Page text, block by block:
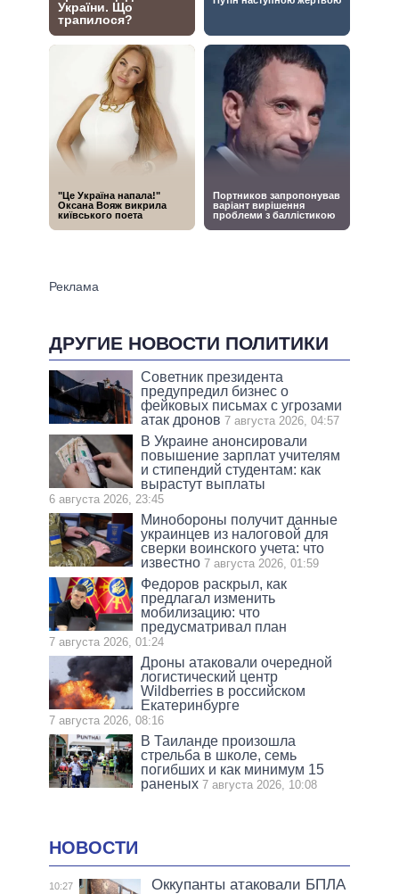
ДРУГИЕ НОВОСТИ ПОЛИТИКИ
Советник президента
предупредил бизнес о
фейковых письмах с угрозами
атак дронов 7 августа 2026, 04:57
В Украине анонсировали
повышение зарплат учителям
и стипендий студентам: как
вырастут выплаты
6 августа 2026, 23:45
Минобороны получит данные
украинцев из налоговой для
сверки воинского учета: что
известно 7 августа 2026, 01:59
Федоров раскрыл, как
предлагал изменить
мобилизацию: что
предусматривал план
7 августа 2026, 01:24
Дроны атаковали очередной
логистический центр
Wildberries в российском
Екатеринбурге
7 августа 2026, 08:16
В Таиланде произошла
стрельба в школе, семь
погибших и как минимум 15
раненых 7 августа 2026, 10:08
НОВОСТИ
10:27
Оккупанты атаковали БПЛА